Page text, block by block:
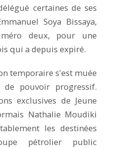
certaines de ses
Soya Bissaya,
deux, pour une
qui a depuis expiré.
temporaire s'est muée
pouvoir progressif.
exclusives de Jeune
Nathalie Moudiki
les destinées
pétrolier public